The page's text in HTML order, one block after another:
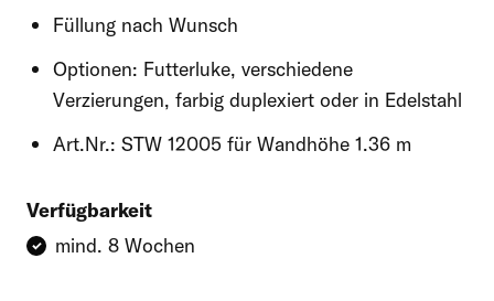
E-Mail-Adresse
Kommentar
Füllung nach Wunsch
Optionen: Futterluke, verschiedene
Verzierungen, farbig duplexiert oder in Edelstahl
Art.Nr.: STW 12005 für Wandhöhe 1.36 m
Verfügbarkeit
mind. 8 Wochen